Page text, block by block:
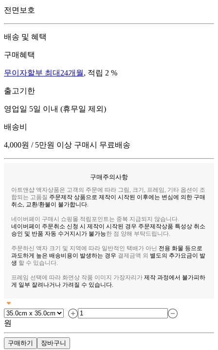
전면보호
배송 및 혜택
구매혜택
무이자할부 최대24개월, 적립 2 %
출고기한
영업일 5일 이내 (휴무일 제외)
배송비
4,000원 / 5만원 이상 구매시 무료배송
구매주의사항
아트앤샵 액자상품은 고객의 주문에 따라 그림, 크기, 프레임, 기타 옵션이 조
합되는 고품질 주문제작 상품으로 제작이 시작된 이후에는 변심에 의한 구매
취소, 교환/환불이 불가합니다.
네이버페이 구매시 쇼핑몰 적립포인트는 중복 지급되지 않습니다.
네이버페이 주문취소 신청 시 제작이 시작된 경우 주문제작상품 특성상 취소
승인 및 반품 자동 수거지시가 불가능한 점 양해 부탁드립니다.
주문하신 액자 크기 및 지역에 따라 일반적인 택배가 아닌 전용 화물 등으로
과도하게 높은 배송비용이 발생하는 경우 결제금액 외 별도의 추가요금이 발
생 할 수 있습니다.
프레임 선택에 따라 화면상 작품 이미지 가장자리가 제작 과정에서 불가피하
게 일부 잘려나거나 가려질 수 있습니다.
원
구매하기 장바구니